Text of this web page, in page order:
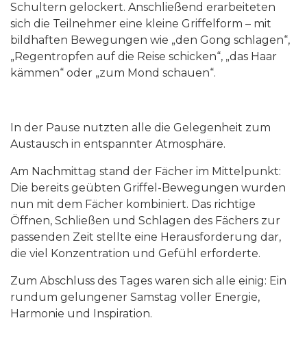
Schultern gelockert. Anschließend erarbeiteten
sich die Teilnehmer eine kleine Griffelform – mit
bildhaften Bewegungen wie „den Gong schlagen“,
„Regentropfen auf die Reise schicken“, „das Haar
kämmen“ oder „zum Mond schauen“.
In der Pause nutzten alle die Gelegenheit zum
Austausch in entspannter Atmosphäre.
Am Nachmittag stand der Fächer im Mittelpunkt:
Die bereits geübten Griffel-Bewegungen wurden
nun mit dem Fächer kombiniert. Das richtige
Öffnen, Schließen und Schlagen des Fächers zur
passenden Zeit stellte eine Herausforderung dar,
die viel Konzentration und Gefühl erforderte.
Zum Abschluss des Tages waren sich alle einig: Ein
rundum gelungener Samstag voller Energie,
Harmonie und Inspiration.